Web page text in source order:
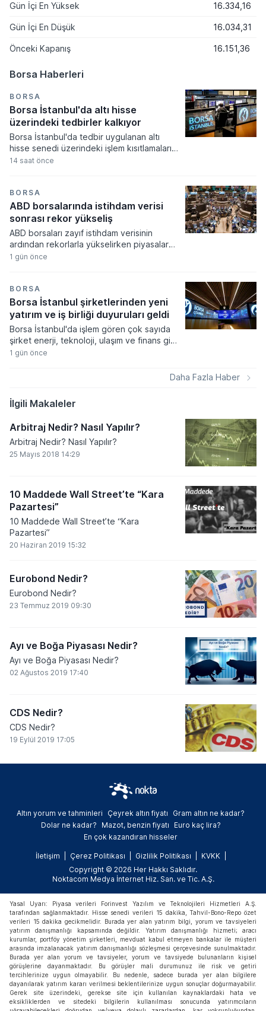
Gün İçi En Yüksek 16.334,16
Gün İçi En Düşük 16.034,31
Önceki Kapanış 16.151,36
Borsa Haberleri
BORSA
Borsa İstanbul'da altı hisse
üzerindeki tedbirler kalkıyor
Borsa İstanbul'da tedbir uygulanan altı
hisse senedi üzerindeki işlem kısıtlamaları
yeni haftada kademeli olarak kalkıyor.
yasaklarının süresi dolarken, yatırımcılar
ilgili paylarda normal işlem süreçlerine geri
dönecek.
14 saat önce
BORSA
ABD borsalarında istihdam verisi
sonrası rekor yükseliş
ABD borsaları zayıf istihdam verisinin
ardından rekorlarla yükselirken piyasalar
Fed'in faiz artırım olasılığının düşmesini
haftalık bazda son yılların en yüksek
getirileri elde edildi.
1 gün önce
BORSA
Borsa İstanbul şirketlerinden yeni
yatırım ve iş birliği duyuruları geldi
Borsa İstanbul'da işlem gören çok sayıda
şirket enerji, teknoloji, ulaşım ve finans gibi
farklı sektörlerde gerçekleştirdikleri yeni iş
veriler arasında yüksek tutarlı ihale
kazanımları, stratejik distribütörlük
tesis yatırımları öne çıktı.
1 gün önce
Daha Fazla Haber
İlgili Makaleler
Arbitraj Nedir? Nasıl Yapılır?
Arbitraj Nedir? Nasıl Yapılır?
25 Mayıs 2018 14:29
10 Maddede Wall Street’te “Kara
Pazartesi”
10 Maddede Wall Street’te “Kara
Pazartesi”
20 Haziran 2019 15:32
Eurobond Nedir?
Eurobond Nedir?
23 Temmuz 2019 09:30
Ayı ve Boğa Piyasası Nedir?
Ayı ve Boğa Piyasası Nedir?
02 Ağustos 2019 17:40
CDS Nedir?
CDS Nedir?
19 Eylül 2019 17:05
Altın yorum ve tahminleri Çeyrek altın fiyatı
Gram altın ne kadar?
Dolar ne kadar?
Mazot, benzin fiyatı
Euro kaç lira?
En çok kazandıran hisseler
İletişim Çerez Politikası Gizlilik Politikası
KVKK
Copyright © 2026 Her Hakkı Saklıdır.
Noktacom Medya İnternet Hiz. San. ve Tic. A.Ş.
Yasal Uyarı: Piyasa verileri Forinvest Yazılım ve Teknolojileri Hizmetleri A.Ş.
tarafından sağlanmaktadır. Hisse senedi verileri 15 dakika, Tahvil-Bono-Repo özet
verileri 15 dakika gecikmelidir. Burada yer alan yatırım bilgi, yorum ve tavsiyeleri
yatırım danışmanlığı kapsamında değildir. Yatırım danışmanlığı hizmeti; aracı
kurumlar, portföy yönetim şirketleri, mevduat kabul etmeyen bankalar ile müşteri
arasında imzalanacak yatırım danışmanlığı sözleşmesi çerçevesinde sunulmaktadır.
Burada yer alan yorum ve tavsiyeler, yorum ve tavsiyede bulunanların kişisel
görüşlerine dayanmaktadır. Bu görüşler mali durumunuz ile risk ve getiri
tercihlerinize uygun olmayabilir. Bu nedenle, sadece burada yer alan bilgilere
dayanılarak yatırım kararı verilmesi beklentilerinize uygun sonuçlar doğurmayabilir.
Gerek site üzerindeki, gerekse site için kullanılan kaynaklardaki hata ve
eksikliklerden ve sitedeki bilgilerin kullanılması sonucunda yatırımcıların